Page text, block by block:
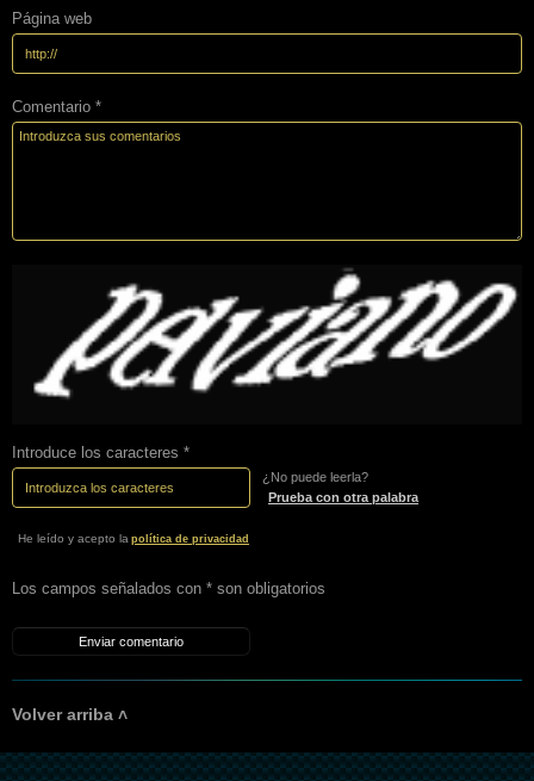
Página web
Comentario *
Introduce los caracteres *
¿No puede leerla?
Prueba con otra palabra
He leído y acepto la política de privacidad
Los campos señalados con * son obligatorios
Volver arriba ˄